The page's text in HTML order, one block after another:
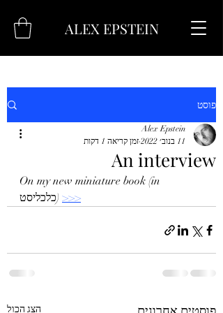
ALEX EPSTEIN
פוסט
An interview
Alex Epstein
11 בנוב׳ 2022
זמן קריאה 1 דקות
On my new miniature book (in
כלכליסט) >>>
הצג הכול